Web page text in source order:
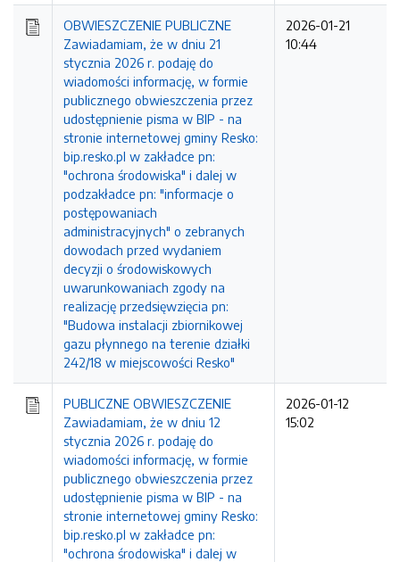
OBWIESZCZENIE PUBLICZNE
Zawiadamiam, że w dniu 21
stycznia 2026 r. podaję do
wiadomości informację, w formie
publicznego obwieszczenia przez
udostępnienie pisma w BIP - na
stronie internetowej gminy Resko:
bip.resko.pl w zakładce pn:
"ochrona środowiska" i dalej w
podzakładce pn: "informacje o
postępowaniach
administracyjnych" o zebranych
dowodach przed wydaniem
decyzji o środowiskowych
uwarunkowaniach zgody na
realizację przedsięwzięcia pn:
"Budowa instalacji zbiornikowej
gazu płynnego na terenie działki
242/18 w miejscowości Resko"
2026-01-21
10:44
PUBLICZNE OBWIESZCZENIE
Zawiadamiam, że w dniu 12
stycznia 2026 r. podaję do
wiadomości informację, w formie
publicznego obwieszczenia przez
udostępnienie pisma w BIP - na
stronie internetowej gminy Resko:
bip.resko.pl w zakładce pn:
"ochrona środowiska" i dalej w
2026-01-12
15:02